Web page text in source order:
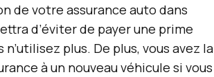
de votre assurance auto dans
d’éviter de payer une prime
plus. De plus, vous avez la
à un nouveau véhicule si vous